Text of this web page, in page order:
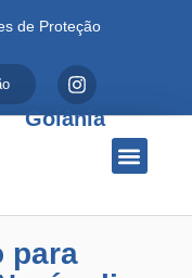
de Proteção
Goiânia
para